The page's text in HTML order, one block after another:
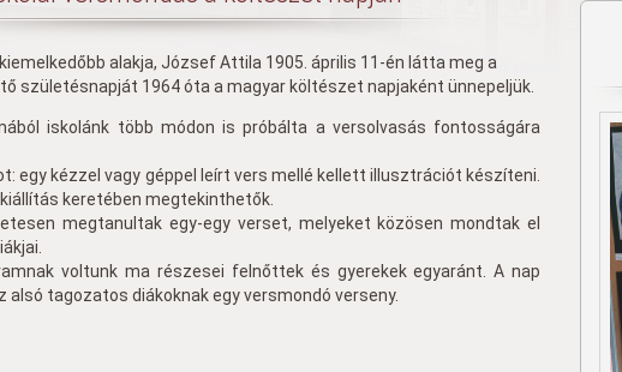
alakja, József Attila 1905. április 11-én látta meg a
születésnapját 1964 óta a magyar költészet napjaként ünnepeljük.
iskolánk több módon is próbálta a versolvasás fontosságára
egy kézzel vagy géppel leírt vers mellé kellett illusztrációt készíteni.
keretében megtekinthetők.
megtanultak egy-egy verset, melyeket közösen mondtak el
voltunk ma részesei felnőttek és gyerekek egyaránt. A nap
alsó tagozatos diákoknak egy versmondó verseny.